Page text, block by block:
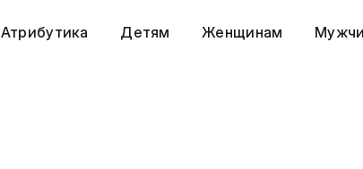
Атрибутика Детям Женщинам